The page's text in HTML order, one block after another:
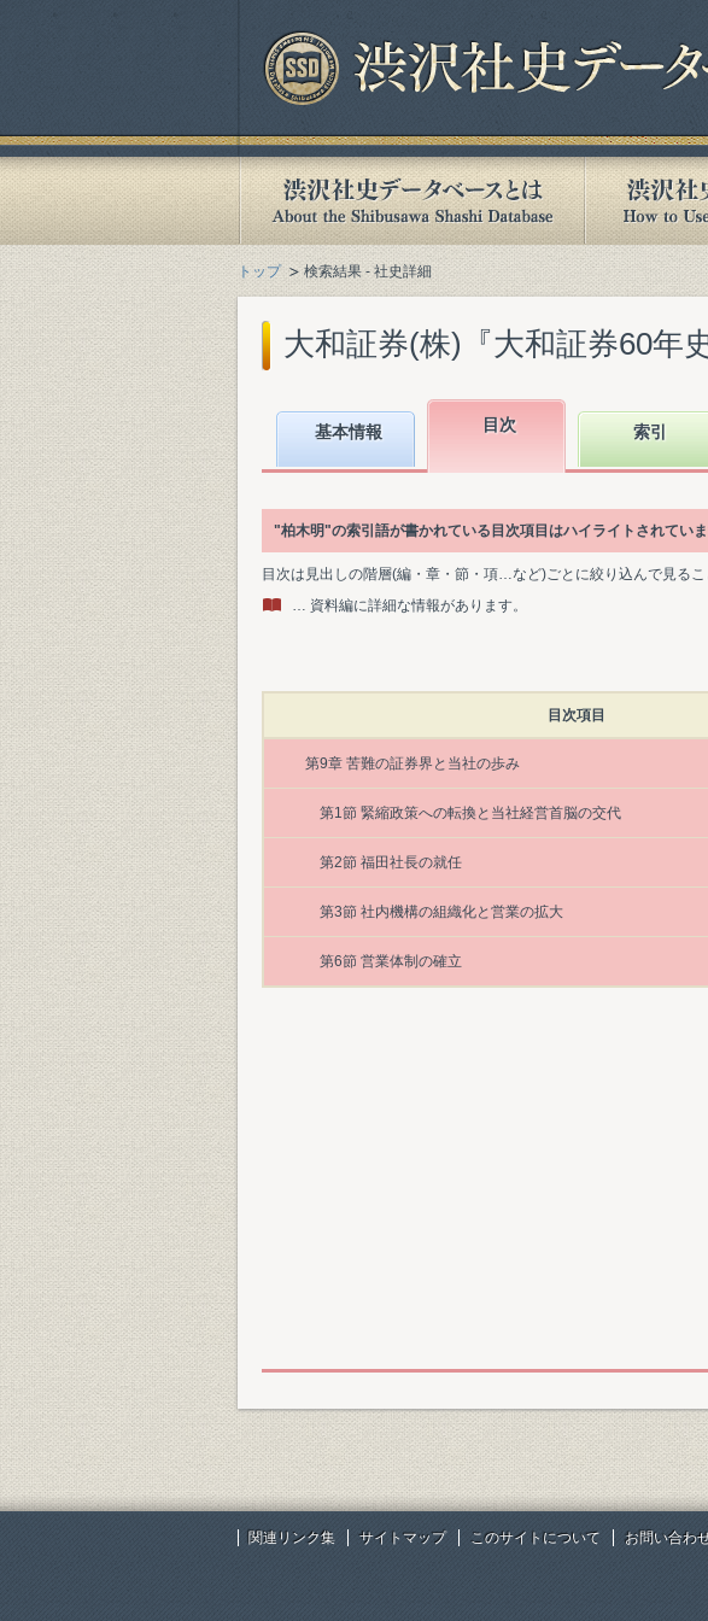
トップ 検索結果 - 社史詳細
大和証券(株)『大和証券60年
基本情報 目次 索引
"柏木明"の索引語が書かれている目次項目はハイライトされていま
目次は見出しの階層(編・章・節・項…など)ごとに絞り込んで見るこ
… 資料編に詳細な情報があります。
目次項目
第9章 苦難の証券界と当社の歩み
第1節 緊縮政策への転換と当社経営首脳の交代
第2節 福田社長の就任
第3節 社内機構の組織化と営業の拡大
第6節 営業体制の確立
関連リンク集 サイトマップ このサイトについて お問い合わ